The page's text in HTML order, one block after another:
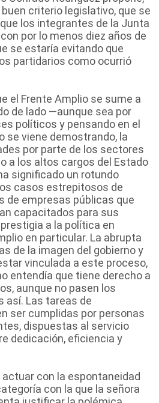
criterio legislativo, que se
los integrantes de la Junta
por lo menos diez años de
se estaría evitando que
partidarios como ocurrió
el Frente Amplio se sume a
de lado —aunque sea por
políticos y pensando en el
se viene demostrando, la
por parte de los sectores
a los altos cargos del Estado
significado un rotundo
casos estrepitosos de
de empresas públicas que
capacitados para sus
a la política en
en particular. La abrupta
de la imagen del gobierno y
vinculada a este proceso,
entendía que tiene derecho a
aunque no pasen los
así. Las tareas de
ser cumplidas por personas
dispuestas al servicio
dedicación, eficiencia y
con la espontaneidad
con la que la señora